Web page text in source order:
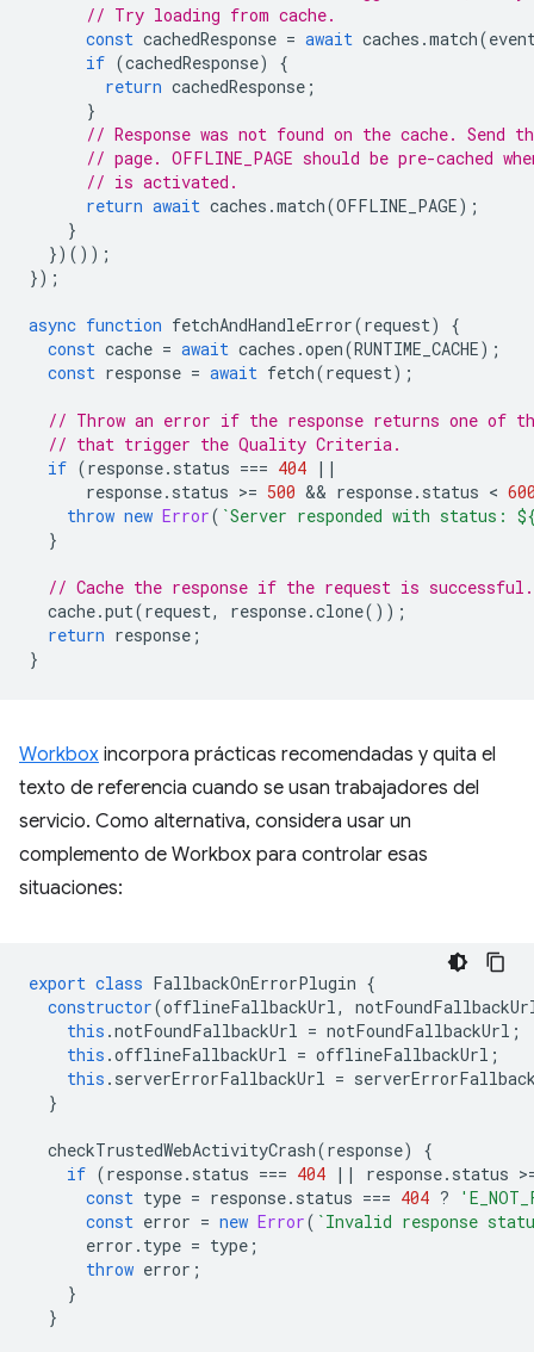
// Try loading from cache.
const cachedResponse = await caches .match(
if (cachedResponse)
{
return cachedResponse ;
}
// Response was not found on the cache.
// page. OFFLINE_PAGE should be pre-cached
// is activated.
return await caches .match(OFFLINE_PAGE);
}
})());
});
async function fetchAndHandleError(request)
{
const cache = await caches .open(RUNTIME_CACHE);
const response = await fetch(request);
// Throw an error if the response returns one of
// that trigger the Quality Criteria.
if (response. status === 404 ||
response. status >= 500 && response. status <
throw new Error( `Server responded with status:
}
// Cache the response if the request is successful.
cache.put(request, response.clone());
return response ;
}
Workbox incorpora prácticas recomendadas y quita el
texto de referencia cuando se usan trabajadores del
servicio. Como alternativa, considera usar un
complemento de Workbox para controlar esas
situaciones:
export class FallbackOnErrorPlugin {
constructor(offlineFallbackUrl,
this .notFoundFallbackUrl = notFoundFallbackUrl ;
this .offlineFallbackUrl = offlineFallbackUrl ;
this . serverErrorFallbackUrl =
}
checkTrustedWebActivityCrash(response)
{
if (response. status === 404 || response. status >
const type = response. status === 404 ?
const error = new Error( `Invalid response
error . type = type ;
throw error ;
}
}